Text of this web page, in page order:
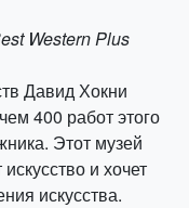
Western Plus
Давид Хокни
400 работ этого
Этот музей
и хочет
искусства.